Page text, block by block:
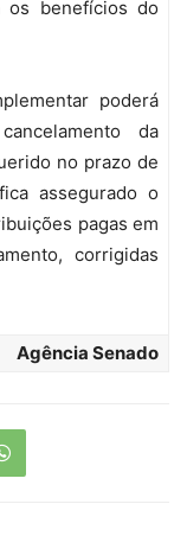
os benefícios do
poderá
da
no prazo de
assegurado o
pagas em
corrigidas
Agência Senado